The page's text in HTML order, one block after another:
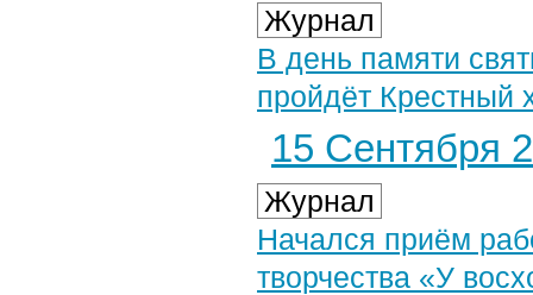
Журнал
В день памяти
пройдёт Крестный
15 Сентября
Журнал
Начался приём
творчества «У